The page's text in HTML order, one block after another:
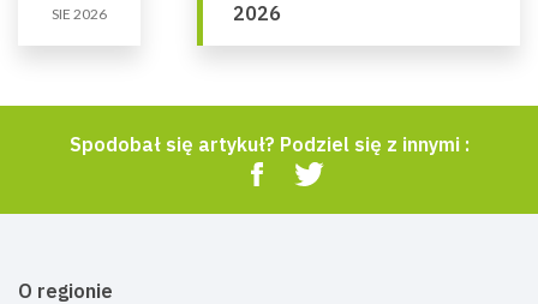
SIE 2026
2026
Spodobał się artykuł? Podziel się z innymi :
O regionie